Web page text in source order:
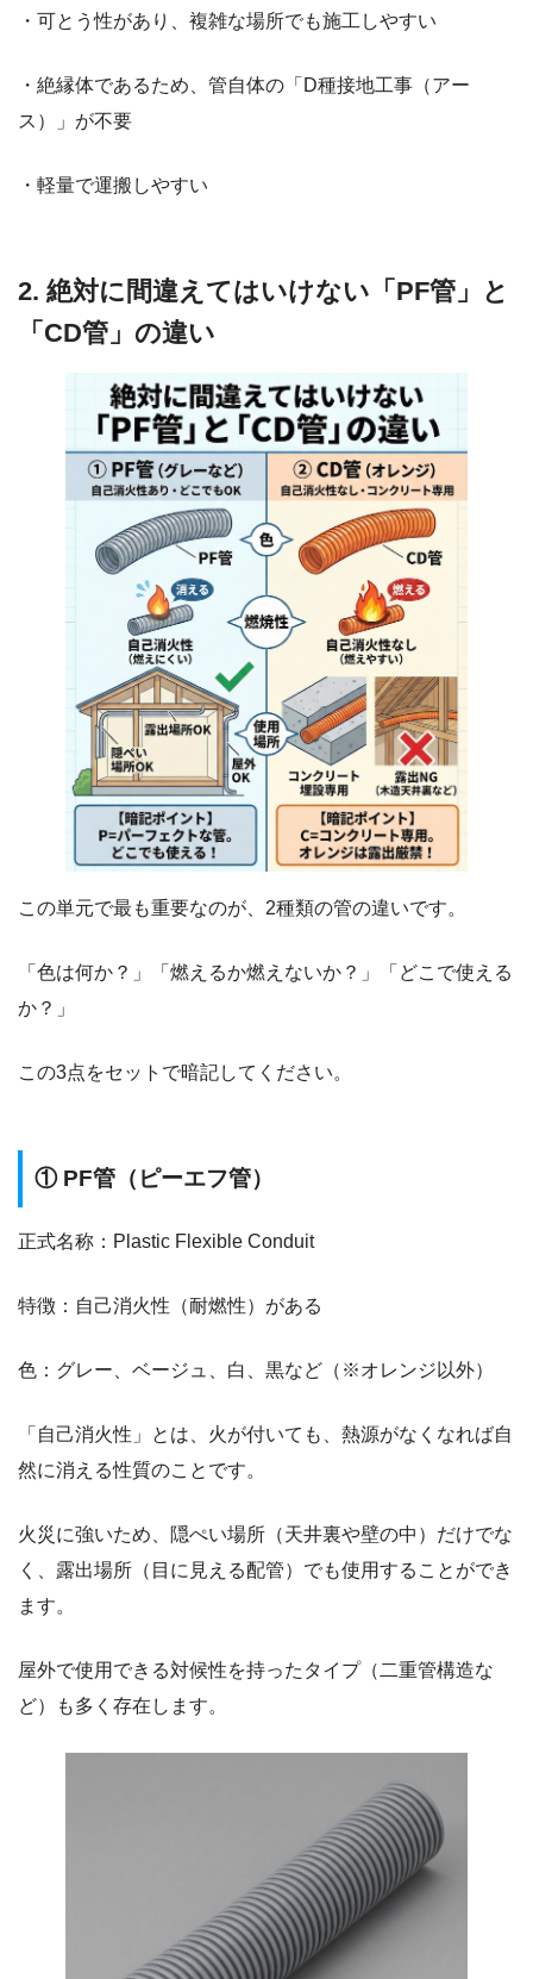
・可とう性があり、複雑な場所でも施工しやすい
・絶縁体であるため、管自体の「D種接地工事（アー
ス）」が不要
・軽量で運搬しやすい
2. 絶対に間違えてはいけない「PF管」と
「CD管」の違い
この単元で最も重要なのが、2種類の管の違いです。
「色は何か？」「燃えるか燃えないか？」「どこで使える
か？」
この3点をセットで暗記してください。
① PF管（ピーエフ管）
正式名称：Plastic Flexible Conduit
特徴：自己消火性（耐燃性）がある
色：グレー、ベージュ、白、黒など（※オレンジ以外）
「自己消火性」とは、火が付いても、熱源がなくなれば自
然に消える性質のことです。
火災に強いため、隠ぺい場所（天井裏や壁の中）だけでな
く、露出場所（目に見える配管）でも使用することができ
ます。
屋外で使用できる対候性を持ったタイプ（二重管構造な
ど）も多く存在します。